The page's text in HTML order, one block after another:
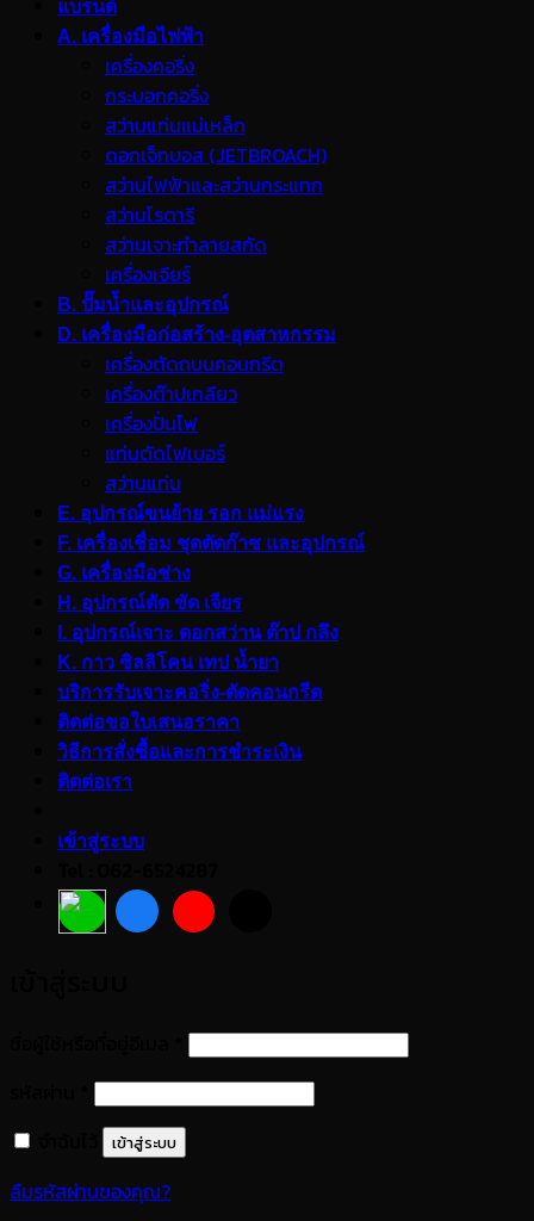
แบรนด์
A. เครื่องมือไฟฟ้า
เครื่องคอริ่ง
กระบอกคอริ่ง
สว่านแท่นแม่เหล็ก
ดอกเจ็ทบอส (JETBROACH)
สว่านไฟฟ้าและสว่านกระแทก
สว่านโรตารี
สว่านเจาะทำลายสกัด
เครื่องเจียร์
B. ปั๊มน้ำและอุปกรณ์
D. เครื่องมือก่อสร้าง-อุตสาหกรรม
เครื่องตัดถนนคอนกรีต
เครื่องต๊าปเกลียว
เครื่องปั่นไฟ
แท่นตัดไฟเบอร์
สว่านแท่น
E. อุปกรณ์ขนย้าย รอก แม่แรง
F. เครื่องเชื่อม ชุดตัดก๊าซ และอุปกรณ์
G. เครื่องมือช่าง
H. อุปกรณ์ตัด ขัด เจียร
I. อุปกรณ์เจาะ ดอกสว่าน ต๊าป กลึง
K. กาว ซิลลิโคน เทป น้ำยา
บริการรับเจาะคอริ่ง-ตัดคอนกรีต
ติดต่อขอใบเสนอราคา
วิธีการสั่งซื้อและการชำระเงิน
ติดต่อเรา
เข้าสู่ระบบ
ต้องการ
ต้องการ
เข้าสู่ระบบ
ลืมรหัสผ่านของคุณ?